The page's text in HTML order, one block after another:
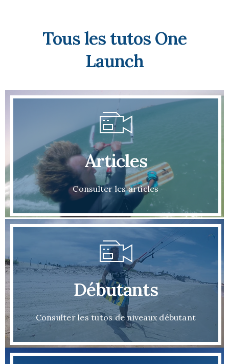
Tous les tutos One
Launch
Articles
Consulter les articles
Débutants
Consulter les tutos de niveaux débutant